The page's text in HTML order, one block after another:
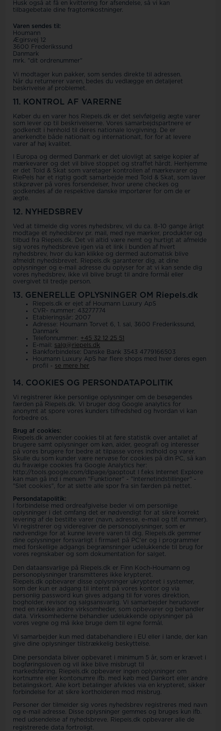
Husk også at få en kvittering for afsendelse, så vi kan
tilbagebetale dine fragtomkostninger.
Varen sendes til:
Houmann
Ægirsvej 12
3600 Frederikssund
Danmark
mrk. "dit ordrenummer"
Vi modtager kun pakker, som sendes direkte til adressen.
Når du returnerer varen, bedes du vedlægge en detaljeret
beskrivelse af problemet.
11. KONTROL AF VARERNE
Køber du en varer hos Riepels.dk er det selvfølgelig ægte varer
som lever op til beskrivelserne. Vores samarbejdspartnere er
godkendt i henhold til deres nationale lovgivning. De er
anerkendte både nationalt og internationalt, for for at levere
varer af høj kvalitet.
I Europa og dermed Danmark er det ulovligt at sælge kopier af
mærkevarer og det vil blive stoppet og straffet hårdt. Herhjemme
er det Told & Skat som varetager kontrollen af mærkevarer og
RiePels har et rigtig godt samarbejde med Told & Skat, som laver
stikprøver på vores forsendelser, hvor urene checkes og
godkendes af de respektive danske importører for om de er
ægte.
12. NYHEDSBREV
Ved at tilmelde dig vores nyhedsbrev, vil du ca. 8-10 gange årligt
modtage et nyhedsbrev pr. mail, med nye mærker, produkter og
tilbud fra Riepels.dk. Det vil altid være nemt og hurtigt at afmelde
sig vores nyhedsbreve igen via et link i bunden af hvert
nyhedsbrev, hvor du kan klikke og dermed automatisk blive
afmeldt nyhedsbrevet. Riepels.dk garanterer dig, at dine
oplysninger og e-mail adresse du oplyser for at vi kan sende dig
vores nyhedsbrev, ikke vil blive brugt til andre formål eller
overgivet til tredje person.
13. GENERELLE OPLYSNINGER OM Riepels.dk
Riepels.dk er ejet af Houmann Luxury ApS
CVR- nummer: 43277774
Etableringsår: 2007
Adresse: Houmann Torvet 6, 1. sal, 3600 Frederikssund,
Danmark
Telefonnummer: +45 32 12 25 51
E-mail: salg@riepels.dk
Bankforbindelse: Danske Bank 3543 4779166503
Houmann Luxury ApS har flere shops med hver deres egen
profil - se mere her
14. COOKIES OG PERSONDATAPOLITIK
Vi registrerer ikke personlige oplysninger om de besøgendes
færden på Riepels.dk. Vi bruger dog Google analytics for
anonymt at spore vores kunders tilfredshed og hvordan vi kan
forbedre os.
Brug af cookies:
Riepels.dk anvender cookies til at føre statistik over antallet af
brugere samt oplysninger om køn, alder, geografi og interesser
på vores brugere for bedre at tilpasse vores indhold og varer.
Skulle du som kunder være nervøse for cookies på din PC, så kan
du fravælge cookies fra Google Analytics her:
http://tools.google.com/dlpage/gaoptout I f.eks Internet Explore
kan man gå ind i menuen "Funktioner" - "Internetindstillinger" -
"Slet cookies", for at slette alle spor fra sin færden på nettet.
Persondatapolitik:
I forbindelse med ordreafgivelse beder vi om personlige
oplysninger i det omfang det er nødvendigt for at sikre korrekt
levering af de bestilte varer (navn, adresse, e-mail og tlf. nummer).
Vi registrerer og videregiver de personoplysninger, som er
nødvendige for at kunne levere varen til dig. Riepels.dk gemmer
dine oplysninger forsvarligt i firmaet på PC'er og i programmer
med forskellige adgangs begrænsninger udelukkende til brug for
vores regnskaber og som dokumentation for salget.
Den dataansvarlige på Riepels.dk er Finn Koch-Houmann og
personoplysninger transmitteres ikke krypteret.
Riepels.dk opbevarer disse oplysninger ukrypteret i systemer,
som der kun er adgang til internt på vores kontor og via
personlig password kun gives adgang til for vores direktion,
bogholder, revisor og salgsansvarlig. Vi samarbejder herudover
med en række andre virksomheder, som opbevarer og behandler
data. Virksomhederne behandler udelukkende oplysninger på
vores vegne og må ikke bruge dem til egne formål.
Vi samarbejder kun med databehandlere i EU eller i lande, der kan
give dine oplysninger tilstrækkelig beskyttelse.
Dine persondata bliver opbevaret i minimum 5 år, som er krævet i
bogføringsloven og vil ikke blive misbrugt til
markedsføring. Riepels.dk opbevarer ingen oplysninger om
kortnumre eller kontonumre ifb. med køb med Dankort eller andre
betalingskort. Alle kort betalinger afvikles via en krypteret, sikker
forbindelse for at sikre kortholderen mod misbrug.
Personer der tilmelder sig vores nyhedsbrev registreres med navn
og e-mail adresse. Disse oplysninger gemmes og bruges kun ifb.
med udsendelse af nyhedsbreve.
Riepels.dk opbevarer alle de
registrerede data fortroligt.